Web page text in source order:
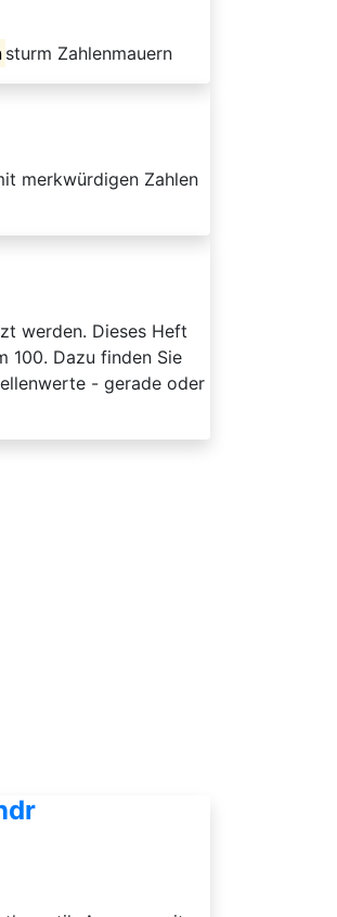
sturm Zahlenmauern
merkwürdigen Zahlen
werden. Dieses Heft
100. Dazu finden Sie
- gerade oder